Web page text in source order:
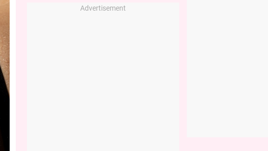
Advertisement